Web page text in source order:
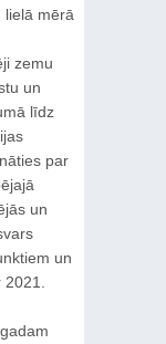
lielā mērā
zemu
un
līdz
par
un
un